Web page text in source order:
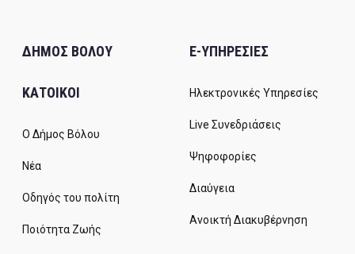
ΔΗΜΟΣ ΒΟΛΟΥ
ΚΑΤΟΙΚΟΙ
Ο Δήμος Βόλου
Νέα
Οδηγός του πολίτη
Ποιότητα Ζωής
E-ΥΠΗΡΕΣΙΕΣ
Ηλεκτρονικές Υπηρεσίες
Live Συνεδριάσεις
Ψηφοφορίες
Διαύγεια
Ανοικτή Διακυβέρνηση